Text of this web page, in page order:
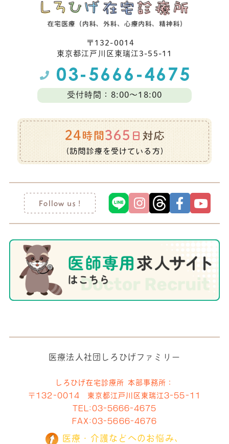
〒132-0014
東京都江⼾川区東瑞江3-55-11
受付時間：8:00～18:00
医療法人社団しろひげファミリー
しろひげ在宅診療所 本部事務所：
〒132-0014 東京都江戸川区東瑞江3-55-11
TEL: 03-5666-4675
FAX:03-5666-4676
医療・介護などへのお悩み、